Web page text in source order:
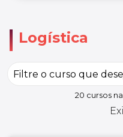
Logística
20 cursos